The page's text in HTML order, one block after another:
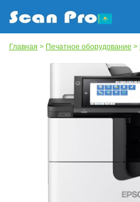
Главная > Печатное оборудование >